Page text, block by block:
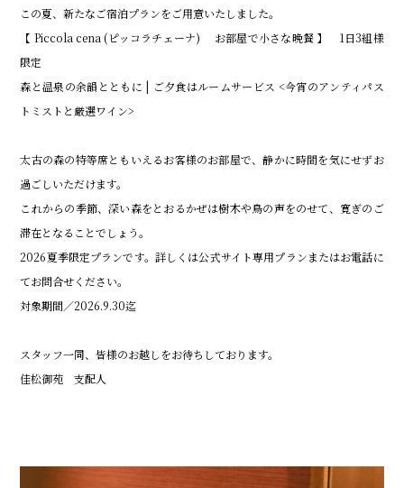
この夏、新たなご宿泊プランをご用意いたしました。
【 Piccola cena (ピッコラチェーナ) お部屋で小さな晩餐 】 1日3組様
限定
森と温泉の余韻とともに | ご夕食はルームサービス <今宵のアンティパス
トミストと厳選ワイン>
太古の森の特等席ともいえるお客様のお部屋で、静かに時間を気にせずお
過ごしいただけます。
これからの季節、深い森をとおるかぜは樹木や鳥の声をのせて、寛ぎのご
滞在となることでしょう。
2026夏季限定プランです。詳しくは公式サイト専用プランまたはお電話に
てお問合せください。
対象期間／2026.9.30迄
スタッフ一同、皆様のお越しをお待ちしております。
佳松御苑 支配人